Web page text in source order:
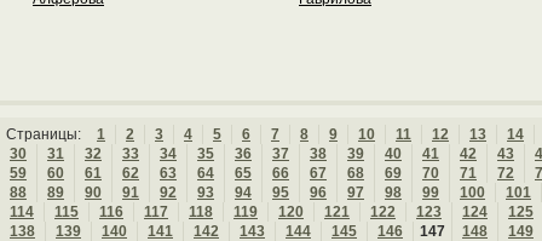
Страницы: 1 2 3 4 5 6 7 8 9 10 11 12 13
14
30
31 32 33 34 35 36 37 38 39 40 41 42 43
59
60 61 62 63 64 65 66 67 68 69 70 71 72
88
89 90 91 92 93 94 95 96 97 98 99 100
101
114
115 116 117 118 119 120 121 122 123 124
125
138
139 140 141 142 143 144 145 146 147 148
149